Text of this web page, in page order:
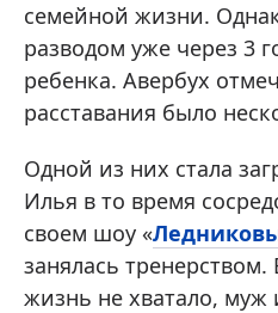
семейной жизни.
разводом уже через 3
ребенка. Авербух
расставания было
Одной из них стала
Илья в то время
своем шоу «
занялась
жизнь не хватало,